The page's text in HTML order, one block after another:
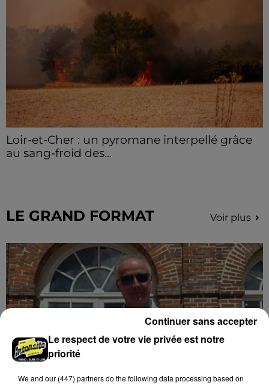
Loir-et-Cher : un pyromane interpellé grâce
au sang-froid des...
Grâce...
LE GRAND FORMAT Voir plus
Le respect de votre vie privée est notre
priorité
We and our (447) partnersdo the following data processing based on
Continuer sans accepter